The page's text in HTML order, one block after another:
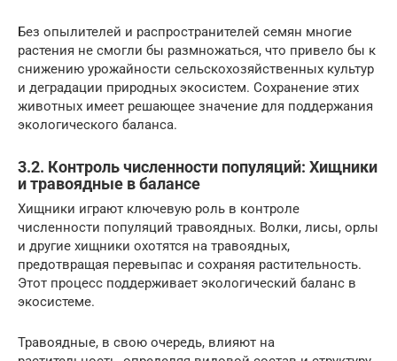
Без опылителей и распространителей семян многие
растения не смогли бы размножаться, что привело бы к
снижению урожайности сельскохозяйственных культур
и деградации природных экосистем. Сохранение этих
животных имеет решающее значение для поддержания
экологического баланса.
3.2. Контроль численности популяций: Хищники
и травоядные в балансе
Хищники играют ключевую роль в контроле
численности популяций травоядных. Волки, лисы, орлы
и другие хищники охотятся на травоядных,
предотвращая перевыпас и сохраняя растительность.
Этот процесс поддерживает экологический баланс в
экосистеме.
Травоядные, в свою очередь, влияют на